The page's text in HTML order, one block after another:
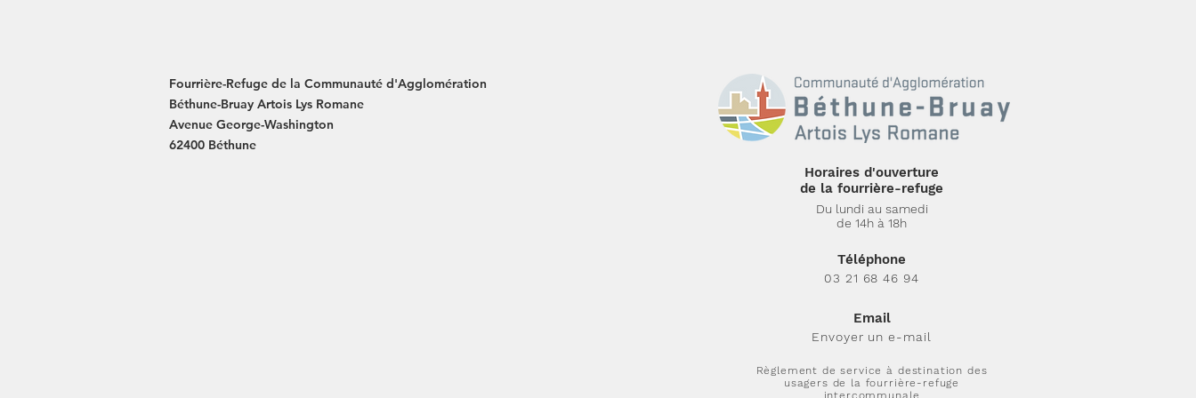
Fourrière-Refuge de la Communauté d'Agglomération
Béthune-Bruay Artois Lys Romane
Avenue George-Washington
62400 Béthune
Horaires d'ouverture
de la fourrière-refuge
Du lundi au samedi
de 14h à 18h
Téléphone
03 21 68 46 94
Email
Envoyer un e-mail
Règlement de service à destination des
usagers de la fourrière-refuge
intercommunale